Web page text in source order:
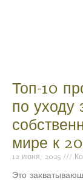
Топ-10
по уходу
мире к
12 июня, 2025
Это